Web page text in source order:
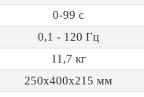
0-99 с
0,1 - 120 Гц
11,7 кг
250x400x215 мм